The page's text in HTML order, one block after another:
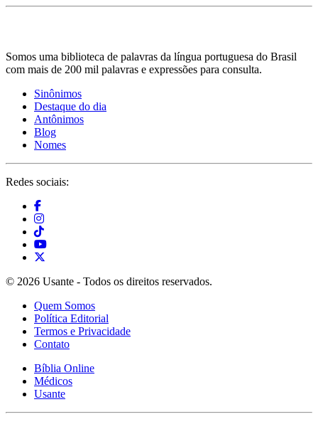
Somos uma biblioteca de palavras da língua portuguesa do Brasil
com mais de 200 mil palavras e expressões para consulta.
Sinônimos
Destaque do dia
Antônimos
Blog
Nomes
Redes sociais:
© 2026 Usante - Todos os direitos reservados.
Quem Somos
Política Editorial
Termos e Privacidade
Contato
Bíblia Online
Médicos
Usante